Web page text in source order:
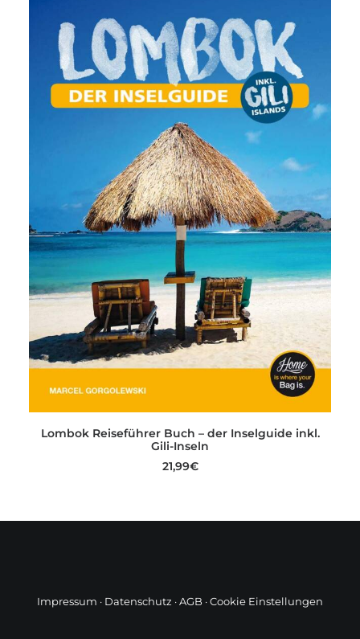
WEITERLESEN
Lombok Reiseführer Buch – der Inselguide inkl.
Gili-Inseln
21,99€
Impressum · Datenschutz ·AGB ·Cookie Einstellungen